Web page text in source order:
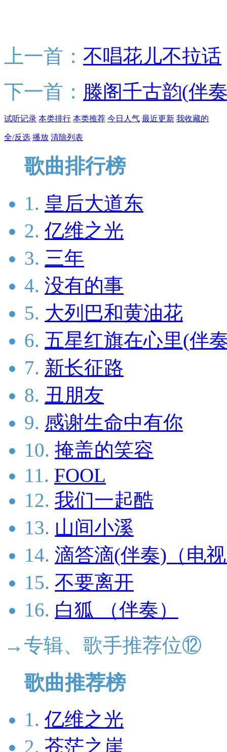
上一首： 不唱花儿不拉话
下一首： 滕阁千古韵(伴
试听记录 本类排行 本类推荐 今日人气 最近更新 我收藏的
全/反选 播放 清除列表
歌曲排行榜
1. 皇后大道东
2. 亿维之光
3. 三年
4. 没有的事
5. 大列巴和黄油花
6. 五星红旗在心里(伴
7. 新长征路
8. 丑朋友
9. 感谢生命中有你
10. 掩盖的笑容
11. FOOL
12. 我们一起酷
13. 山间小溪
14. 滴答滴(伴奏)（电
15. 不要离开
16. 白狐 （伴奏）
→专辑、歌手推荐位⑫
歌曲推荐榜
1. 亿维之光
2. 苍茫之崖